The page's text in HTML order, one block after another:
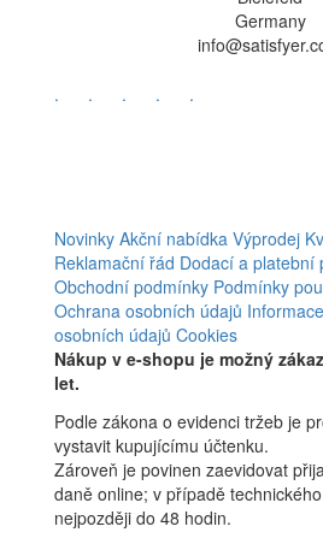
Germany
. . . . .
Novinky Akční nabídka Výprodej
Reklamační řád Dodací a platební
Obchodní podmínky Podmínky
Ochrana osobních údajů
osobních údajů Cookies
Nákup v e-shopu je možný
let.
Podle zákona o evidenci tržeb je
vystavit kupujícímu účtenku.
Zároveň je povinen zaevidovat
daně online; v případě
nejpozději do 48 hodin.